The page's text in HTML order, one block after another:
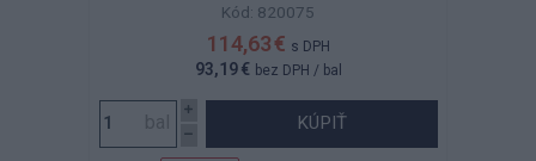
Kód: 820075
114,63 € s DPH
93,19 € bez DPH / bal
KÚPIŤ